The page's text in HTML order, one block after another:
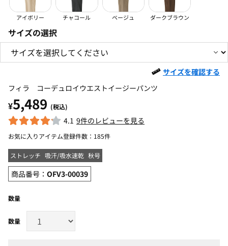
アイボリー チャコール ベージュ ダークブラウン
サイズの選択
サイズを確認する
フィラ コーデュロイウエストイージーパンツ
¥5,489 (税込)
4.1 9件のレビューを見る
お気に入りアイテム登録件数： 185件
ストレッチ 吸汗/吸水速乾 秋号
商品番号： OFV3-00039
数量